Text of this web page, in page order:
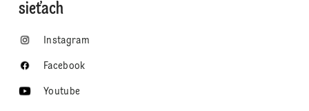
sieťach
Instagram
Facebook
Youtube